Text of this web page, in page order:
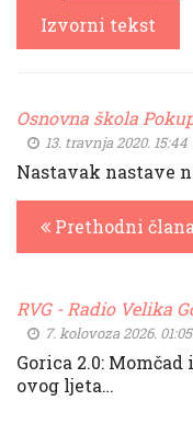
Izvorni tekst
Osnovna škola
13. travnja 2020. 15:44
Nastavak nastave
Prethodni
RVG - Radio Velika
7. kolovoza 2026. 01:05
Gorica 2.0:
ovog ljeta…